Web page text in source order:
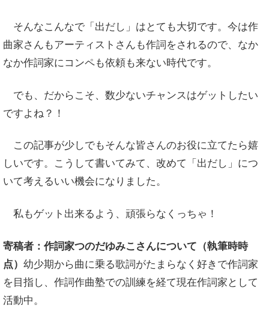
そんなこんなで「出だし」はとても大切です。 今は作
曲家さんもアーティストさんも作詞をされるので、なか
なか作詞家にコンペも依頼も来ない時代です。
でも、だからこそ、数少ないチャンスはゲットしたい
ですよね？！
この記事が少しでもそんな皆さんのお役に立てたら嬉
しいです。
こうして書いてみて、改めて「出だし」につ
いて考えるいい機会になりました。
私もゲット出来るよう、頑張らなくっちゃ！
寄稿者：作詞家つのだゆみこさんについて（執筆時時
点） 幼少期から曲に乗る歌詞がたまらなく好きで作詞家
を目指し、作詞作曲塾での訓練を経て現在作詞家として
活動中。